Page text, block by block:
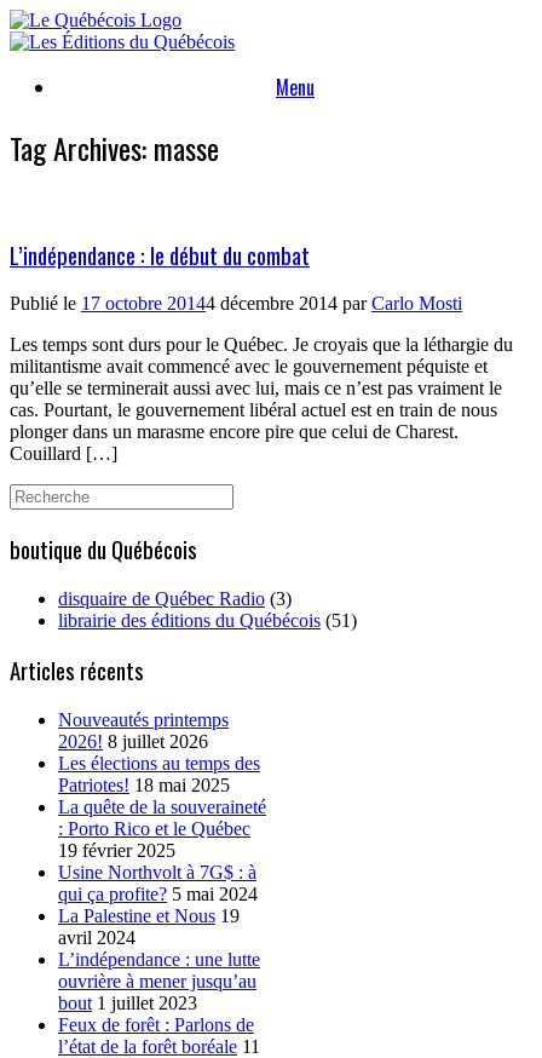
Skip
to
Menu
Tag Archives:masse
L’indépendance : le début du combat
Publié le 17 octobre 20144 décembre 2014 parCarlo Mosti
Les temps sont durs pour le Québec. Je croyais que la léthargie du
militantisme avait commencé avec le gouvernement péquiste et
qu’elle se terminerait aussi avec lui, mais ce n’est pas vraiment le
cas. Pourtant, le gouvernement libéral actuel est en train de nous
plonger dans un marasme encore pire que celui de Charest.
Couillard […]
Search
for:
boutique du Québécois
disquaire de Québec Radio (3)
librairie des éditions du Québécois (51)
Articles récents
Nouveautés printemps
2026! 8 juillet 2026
Les élections au temps des
Patriotes! 18 mai 2025
La quête de la souveraineté
: Porto Rico et le Québec
19 février 2025
Usine Northvolt à 7G$ : à
qui ça profite? 5 mai 2024
La Palestine et Nous 19
avril 2024
L’indépendance : une lutte
ouvrière à mener jusqu’au
bout 1 juillet 2023
Feux de forêt : Parlons de
l’état de la forêt boréale 11